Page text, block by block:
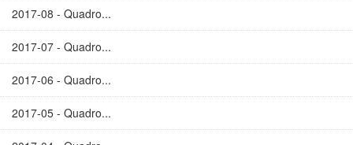
2017-08 - Quadro...
2017-07 - Quadro...
2017-06 - Quadro...
2017-05 - Quadro...